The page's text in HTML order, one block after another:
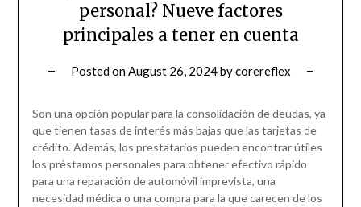
personal? Nueve factores
principales a tener en cuenta
Posted onAugust 26, 2024bycorereflex
Son una opción popular para la consolidación de deudas, ya
que tienen tasas de interés más bajas que las tarjetas de
crédito. Además, los prestatarios pueden encontrar útiles
los préstamos personales para obtener efectivo rápido
para una reparación de automóvil imprevista, una
necesidad médica o una compra para la que carecen de los